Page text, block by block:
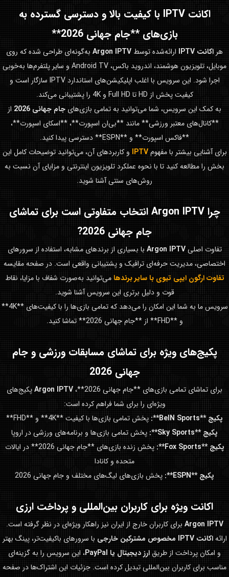
اکانت IPTV با کیفیت بالا و دسترسی گسترده به
بازی‌های **جام جهانی 2026**
هر اکانت IPTV ارائه‌شده توسط Argon IPTV به‌گونه‌ای طراحی شده که روی
موبایل، تلویزیون هوشمند، اندروید باکس، Android TV و سایر پلتفرم‌ها به‌خوبی
اجرا شود. این سرویس با اغلب اپلیکیشن‌های استاندارد IPTV سازگار است و
کیفیت پخش از HD تا Full HD و 4K را پشتیبانی می‌کند.
به کمک این سرویس، شما می‌توانید به تمامی بازی‌های جام جهانی 2026
از
**کانال‌های معتبر ورزشی** مانند **بی‌ان اسپورت**، **اسکای اسپورت**،
**فاکس اسپورت** و **ESPN** دسترسی پیدا کنید.
برای آشنایی بیشتر با مفهومIPTV و کاربردهای آن، می‌توانید توضیحات کامل این
بخش را مطالعه کنید تا با نحوه عملکرد تلویزیون اینترنتی و مزایای آن نسبت به
روش‌های سنتی آشنا شوید.
چراArgon IPTV انتخاب متفاوتی است برای تماشای
جام جهانی 2026
?
تفاوت اصلیArgon IPTV با بسیاری از برندهای مشابه، استفاده از سرورهای
اختصاصی، مدیریت حرفه‌ای ترافیک و پشتیبانی واقعی است. در صفحه مقایسه
تفاوت ارگون ایپی تیوی با سایر برندها می‌توانید به‌صورت شفاف با مزایا، نقاط
قوت و دلیل برتری این سرویس آشنا شوید.
سرویس ما به شما این امکان را می‌دهد که تمامی بازی‌ها را با کیفیت‌های **4K**
و **FHD** از **جام جهانی 2026** تماشا کنید.
پکیج‌های ویژه برای تماشای مسابقات ورزشی وجام
جهانی 2026
برای تماشای تمامی بازی‌های **جام جهانی 2026**، Argon IPTVپکیج‌های
ویژه‌ای را برای شما فراهم کرده است:
پکیج **BeIN Sports**:
پخش تمامی بازی‌ها با کیفیت **4K** و **FHD**
پکیج **Sky Sports**:
پخش تمامی بازی‌ها و برنامه‌های ورزشی در اروپا
پکیج **Fox Sports**:
پخش زنده بازی‌های **جام جهانی 2026** در ایالات
متحده و کانادا
پکیج **ESPN**:
پخش بازی‌های لیگ‌های مختلف و جام جهانی 2026
اکانت ویژه برای کاربران بین‌المللی و پرداخت ارزی
Argon IPTV برای کاربران خارج از ایران نیز راهکار ویژه‌ای در نظر گرفته است.
ارائهاکانت IPTV مخصوص مشترکین خارجی
با سرورهای باکیفیت‌تر، پینگ بهتر
و امکان پرداخت از طریق ارز دیجیتال یا PayPal
، این سرویس را به گزینه‌ای
مناسب برای کاربران بین‌المللی تبدیل کرده است. جزئیات این اشتراک‌ها در صفحه